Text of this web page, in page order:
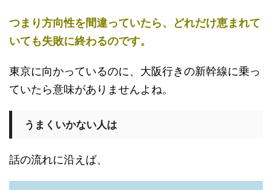
つまり方向性を間違っていたら、どれだけ恵まれて
いても失敗に終わるのです。
東京に向かっているのに、大阪行きの新幹線に乗っ
ていたら意味がありませんよね。
うまくいかない人は
話の流れに沿えば、